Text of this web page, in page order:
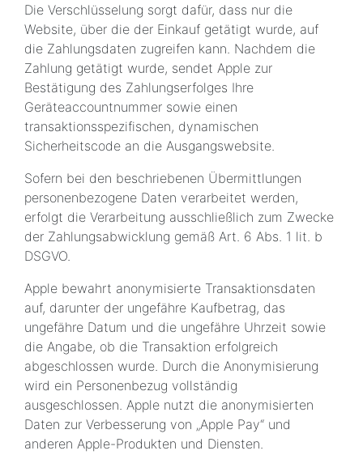
Die Verschlüsselung sorgt dafür, dass nur die
Website, über die der Einkauf getätigt wurde, auf
die Zahlungsdaten zugreifen kann. Nachdem die
Zahlung getätigt wurde, sendet Apple zur
Bestätigung des Zahlungserfolges Ihre
Geräteaccountnummer sowie einen
transaktionsspezifischen, dynamischen
Sicherheitscode an die Ausgangswebsite.
Sofern bei den beschriebenen Übermittlungen
personenbezogene Daten verarbeitet werden,
erfolgt die Verarbeitung ausschließlich zum Zwecke
der Zahlungsabwicklung gemäß Art. 6 Abs. 1 lit. b
DSGVO.
Apple bewahrt anonymisierte Transaktionsdaten
auf, darunter der ungefähre Kaufbetrag, das
ungefähre Datum und die ungefähre Uhrzeit sowie
die Angabe, ob die Transaktion erfolgreich
abgeschlossen wurde. Durch die Anonymisierung
wird ein Personenbezug vollständig
ausgeschlossen. Apple nutzt die anonymisierten
Daten zur Verbesserung von „Apple Pay“ und
anderen Apple-Produkten und Diensten.